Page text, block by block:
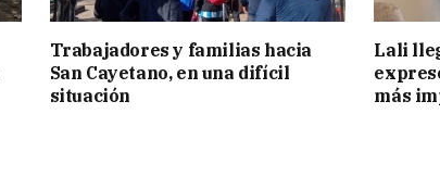
Trabajadores y familias hacia
San Cayetano, en una difícil
situación
Lali
más